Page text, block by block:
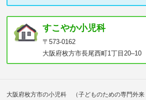
すこやか小児科
〒573-0162
大阪府枚方市長尾西町1丁目20–10
大阪府枚方市の小児科 （子どものための専門外来